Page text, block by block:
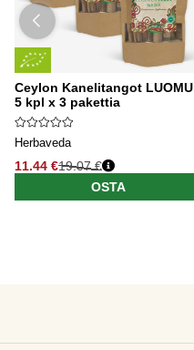
Ceylon Kanelitangot LUOMU
5 kpl x 3 pakettia
Herbaveda
11.44 €19.07 €
OSTA